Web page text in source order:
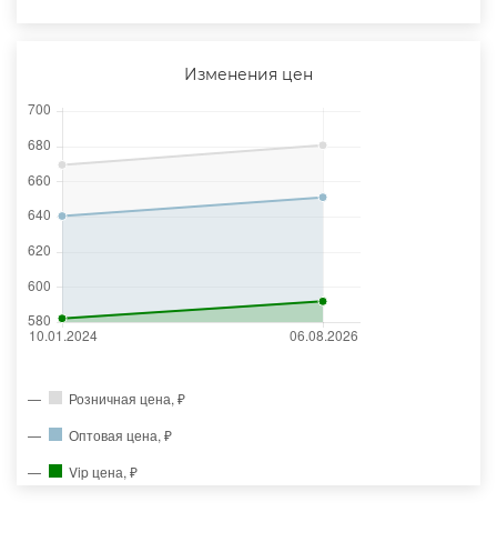
Изменения цен
Розничная цена, ₽
Оптовая цена, ₽
Vip цена, ₽